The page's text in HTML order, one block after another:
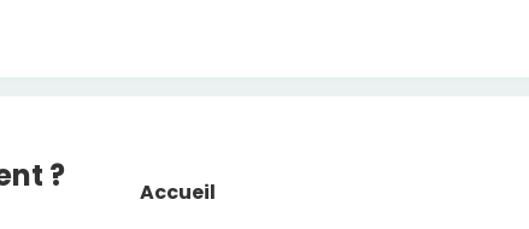
?
Accueil